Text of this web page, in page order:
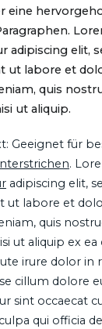
eine
adipiscing elit,
ut labore et
quis
ut aliquip.
Geeignet für
.
adipiscing elit,
ut labore et
quis
ut aliquip ex
irure dolor in
cillum dolore
sint occaecat
qui officia